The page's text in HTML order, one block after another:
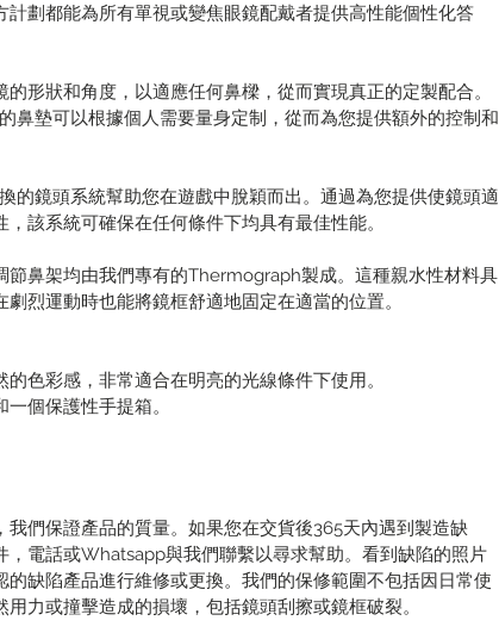
計劃都能為所有單視或變焦眼鏡配戴者提供高性能個性化答
形狀和角度，以適應任何鼻樑，從而實現真正的定製配合。
鼻墊可以根據個人需要量身定制，從而為您提供額外的控制和
的鏡頭系統幫助您在遊戲中脫穎而出。通過為您提供使鏡頭適
，該系統可確保在任何條件下均具有最佳性能。
節鼻架均由我們專有的Thermograph製成。這種親水性材料具
烈運動時也能將鏡框舒適地固定在適當的位置。
色彩感，非常適合在明亮的光線條件下使用。
個保護性手提箱。
我們保證產品的質量。如果您在交貨後365天內遇到製造缺
，電話或Whatsapp與我們聯繫以尋求幫助。看到缺陷的照片
的缺陷產品進行維修或更換。我們的保修範圍不包括因日常使
用力或撞擊造成的損壞，包括鏡頭刮擦或鏡框破裂。